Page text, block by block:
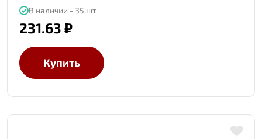
В наличии - 35 шт
231.63 ₽
Купить